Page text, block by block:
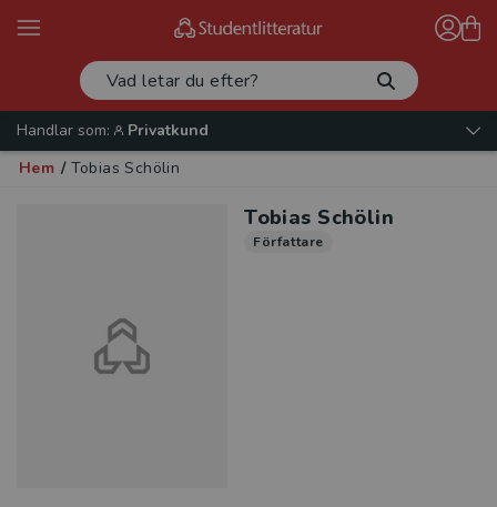
Handlar som:
Privatkund
Hem / Tobias Schölin
Tobias Schölin
Författare